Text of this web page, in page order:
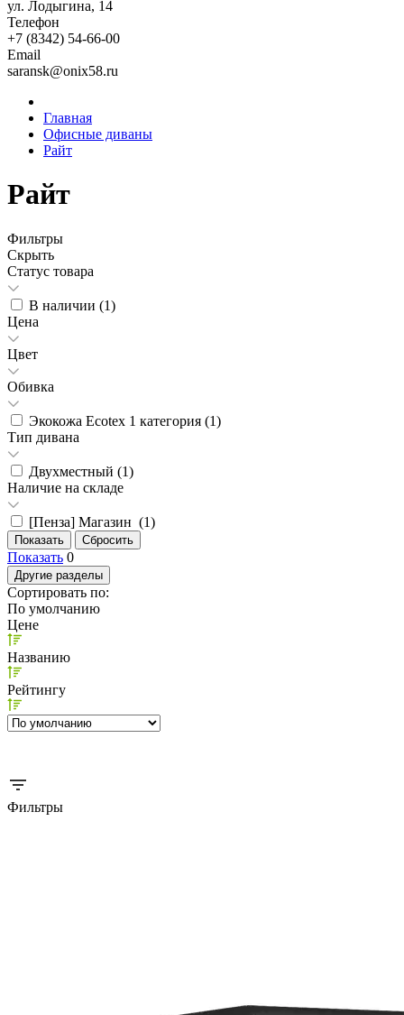
ул. Лодыгина, 14
Телефон
+7 (8342) 54-66-00
Email
saransk@onix58.ru
Главная
Офисные диваны
Райт
Райт
Фильтры
Скрыть
Статус товара
В наличии (1)
Цена
Цвет
Обивка
Экокожа Ecotex 1 категория (1)
Тип дивана
Двухместный (1)
Наличие на складе
[Пенза] Магазин (1)
Показать 0
Другие разделы
Сортировать по:
По умолчанию
Цене
Названию
Рейтингу
Фильтры